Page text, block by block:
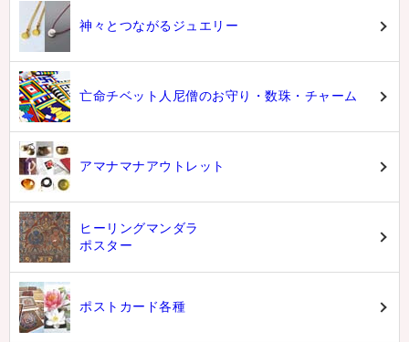
神々とつながるジュエリー
亡命チベット人尼僧のお守り・数珠・チャーム
アマナマナアウトレット
ヒーリングマンダラ
ポスター
ポストカード各種